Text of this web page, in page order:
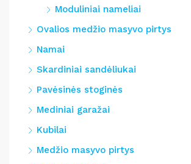
Moduliniai nameliai
Ovalios medžio masyvo pirtys
Namai
Skardiniai sandėliukai
Pavėsinės stoginės
Mediniai garažai
Kubilai
Medžio masyvo pirtys